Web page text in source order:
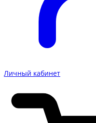
Личный кабинет